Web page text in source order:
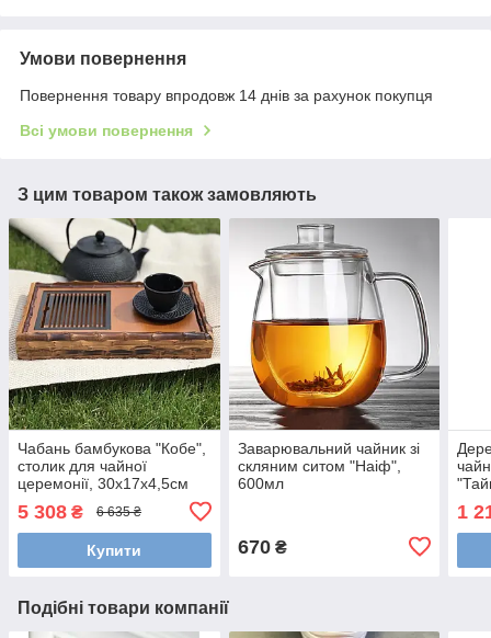
Умови повернення
Повернення товару впродовж 14 днів за рахунок покупця
Всі умови повернення
З цим товаром також замовляють
Чабань бамбукова "Кобе",
столик для чайної
церемонії, 30х17х4,5см
5 308 ₴ 6 635 ₴
Купити
Заварювальний чайник зі
скляним ситом "Наіф",
600мл
670₴
1
Подібні товари компанії